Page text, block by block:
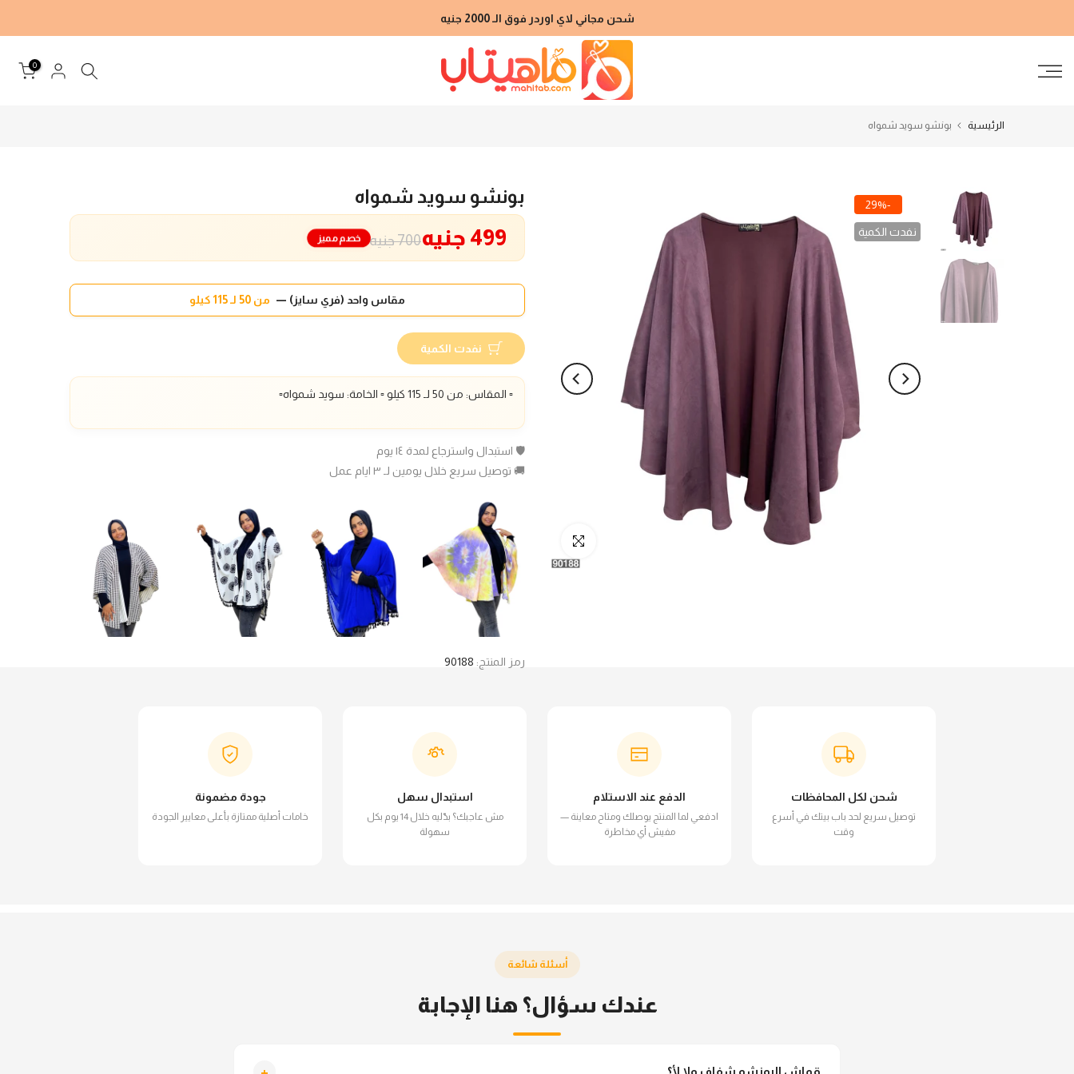
إلى
شحن مجاني لاي اوردر فوق الـ 2000 جنيه
0
الرئيسية بونشو سويد شمواه
-29%
نفدت الكمية
انقر للتكبير
بونشو سويد شمواه
700 جنيه 499 جنيه خصم مميز
مقاس واحد (فري سايز) — من 50 لـ 115 كيلو
نفدت الكمية
▫️ المقاس: من 50 لـ 115 كيلو ▫️ الخامة: سويد شمواه▫️
🛡️ استبدال واسترجاع لمدة ١٤ يوم
🚚 توصيل سريع خلال يومين لـ ٣ ايام عمل
رمز المنتج: 90188
شحن لكل المحافظات
توصيل سريع لحد باب بيتك في أسرع
وقت
الدفع عند الاستلام
ادفعي لما المنتج يوصلك ومتاح معاينة —
مفيش أي مخاطرة
استبدال سهل
مش عاجبك؟ بدّليه خلال 14 يوم بكل
سهولة
جودة مضمونة
خامات أصلية ممتازة بأعلى معايير الجودة
أسئلة شائعة
عندك سؤال؟ هنا الإجابة
قماش البونشو شفاف ولا لأ؟